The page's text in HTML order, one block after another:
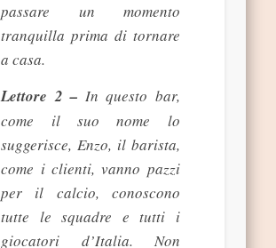
passare un momento
tranquilla prima di tornare
a casa.
Lettore 2 – In questo bar,
come il suo nome lo
suggerisce, Enzo, il barista,
come i clienti, vanno pazzi
per il calcio, conoscono
tutte le squadre e tutti i
giocatori d’Italia. Non